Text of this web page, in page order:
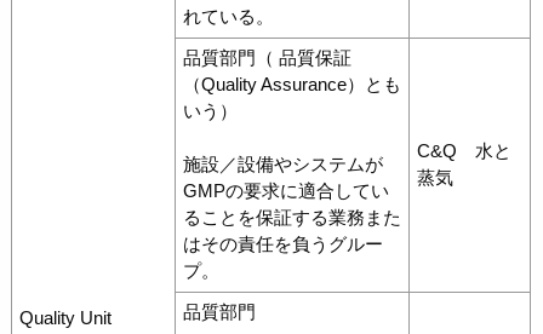
Quality Unit
れている。
品質部門（ 品質保証
（Quality Assurance）とも
いう）
施設／設備やシステムが
GMPの要求に適合してい
ることを保証する業務また
はその責任を負うグルー
プ。
C&Q 水と
蒸気
品質部門